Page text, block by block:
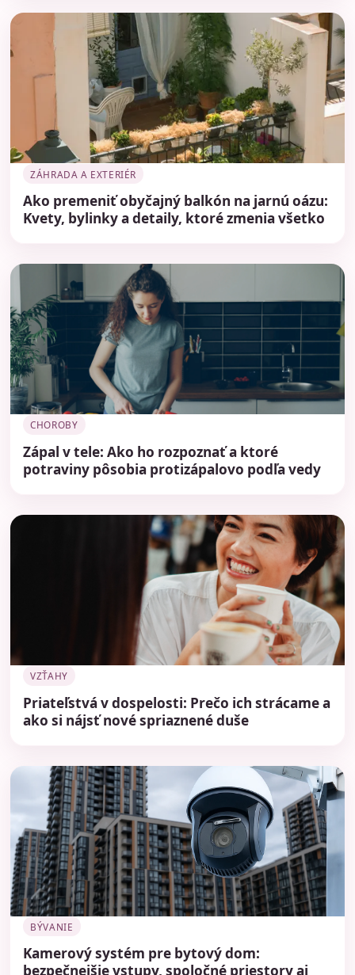
ZÁHRADA A EXTERIÉR
Ako premeniť obyčajný balkón na jarnú oázu:
Kvety, bylinky a detaily, ktoré zmenia všetko
CHOROBY
Zápal v tele: Ako ho rozpoznať a ktoré
potraviny pôsobia protizápalovo podľa vedy
VZŤAHY
Priateľstvá v dospelosti: Prečo ich strácame a
ako si nájsť nové spriaznené duše
BÝVANIE
Kamerový systém pre bytový dom:
bezpečnejšie vstupy, spoločné priestory aj